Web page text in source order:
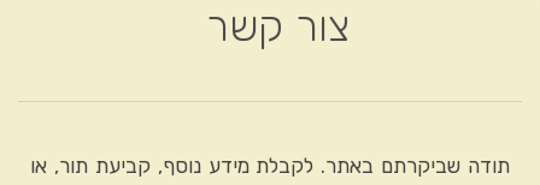
צור קשר
תודה שביקרתם באתר. לקבלת מידע נוסף, קביעת תור, או